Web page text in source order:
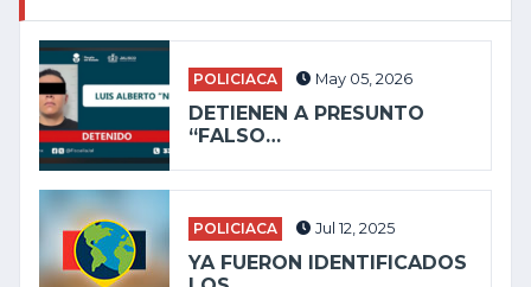
POLICIACA May 05, 2026
DETIENEN A PRESUNTO
“FALSO…
POLICIACA Jul 12, 2025
YA FUERON IDENTIFICADOS